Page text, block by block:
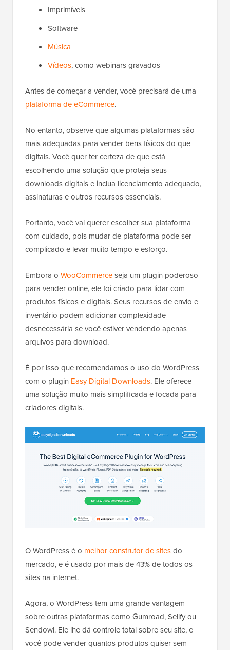
Imprimíveis
Software
Música
Vídeos, como webinars gravados
Antes de começar a vender, você precisará de uma
plataforma de eCommerce.
No entanto, observe que algumas plataformas são
mais adequadas para vender bens físicos do que
digitais. Você quer ter certeza de que está
escolhendo uma solução que proteja seus
downloads digitais e inclua licenciamento adequado,
assinaturas e outros recursos essenciais.
Portanto, você vai querer escolher sua plataforma
com cuidado, pois mudar de plataforma pode ser
complicado e levar muito tempo e esforço.
Embora o WooCommerceseja um plugin poderoso
para vender online, ele foi criado para lidar com
produtos físicos e digitais. Seus recursos de envio e
inventário podem adicionar complexidade
desnecessária se você estiver vendendo apenas
arquivos para download.
É por isso que recomendamos o uso do WordPress
com o plugin Easy Digital Downloads. Ele oferece
uma solução muito mais simplificada e focada para
criadores digitais.
O WordPress é o melhor construtor de sitesdo
mercado, e é usado por mais de 43% de todos os
sites na internet.
Agora, o WordPress tem uma grande vantagem
sobre outras plataformas como Gumroad, Sellfy ou
Sendowl. Ele lhe dá controle total sobre seu site, e
você pode vender quantos produtos quiser sem